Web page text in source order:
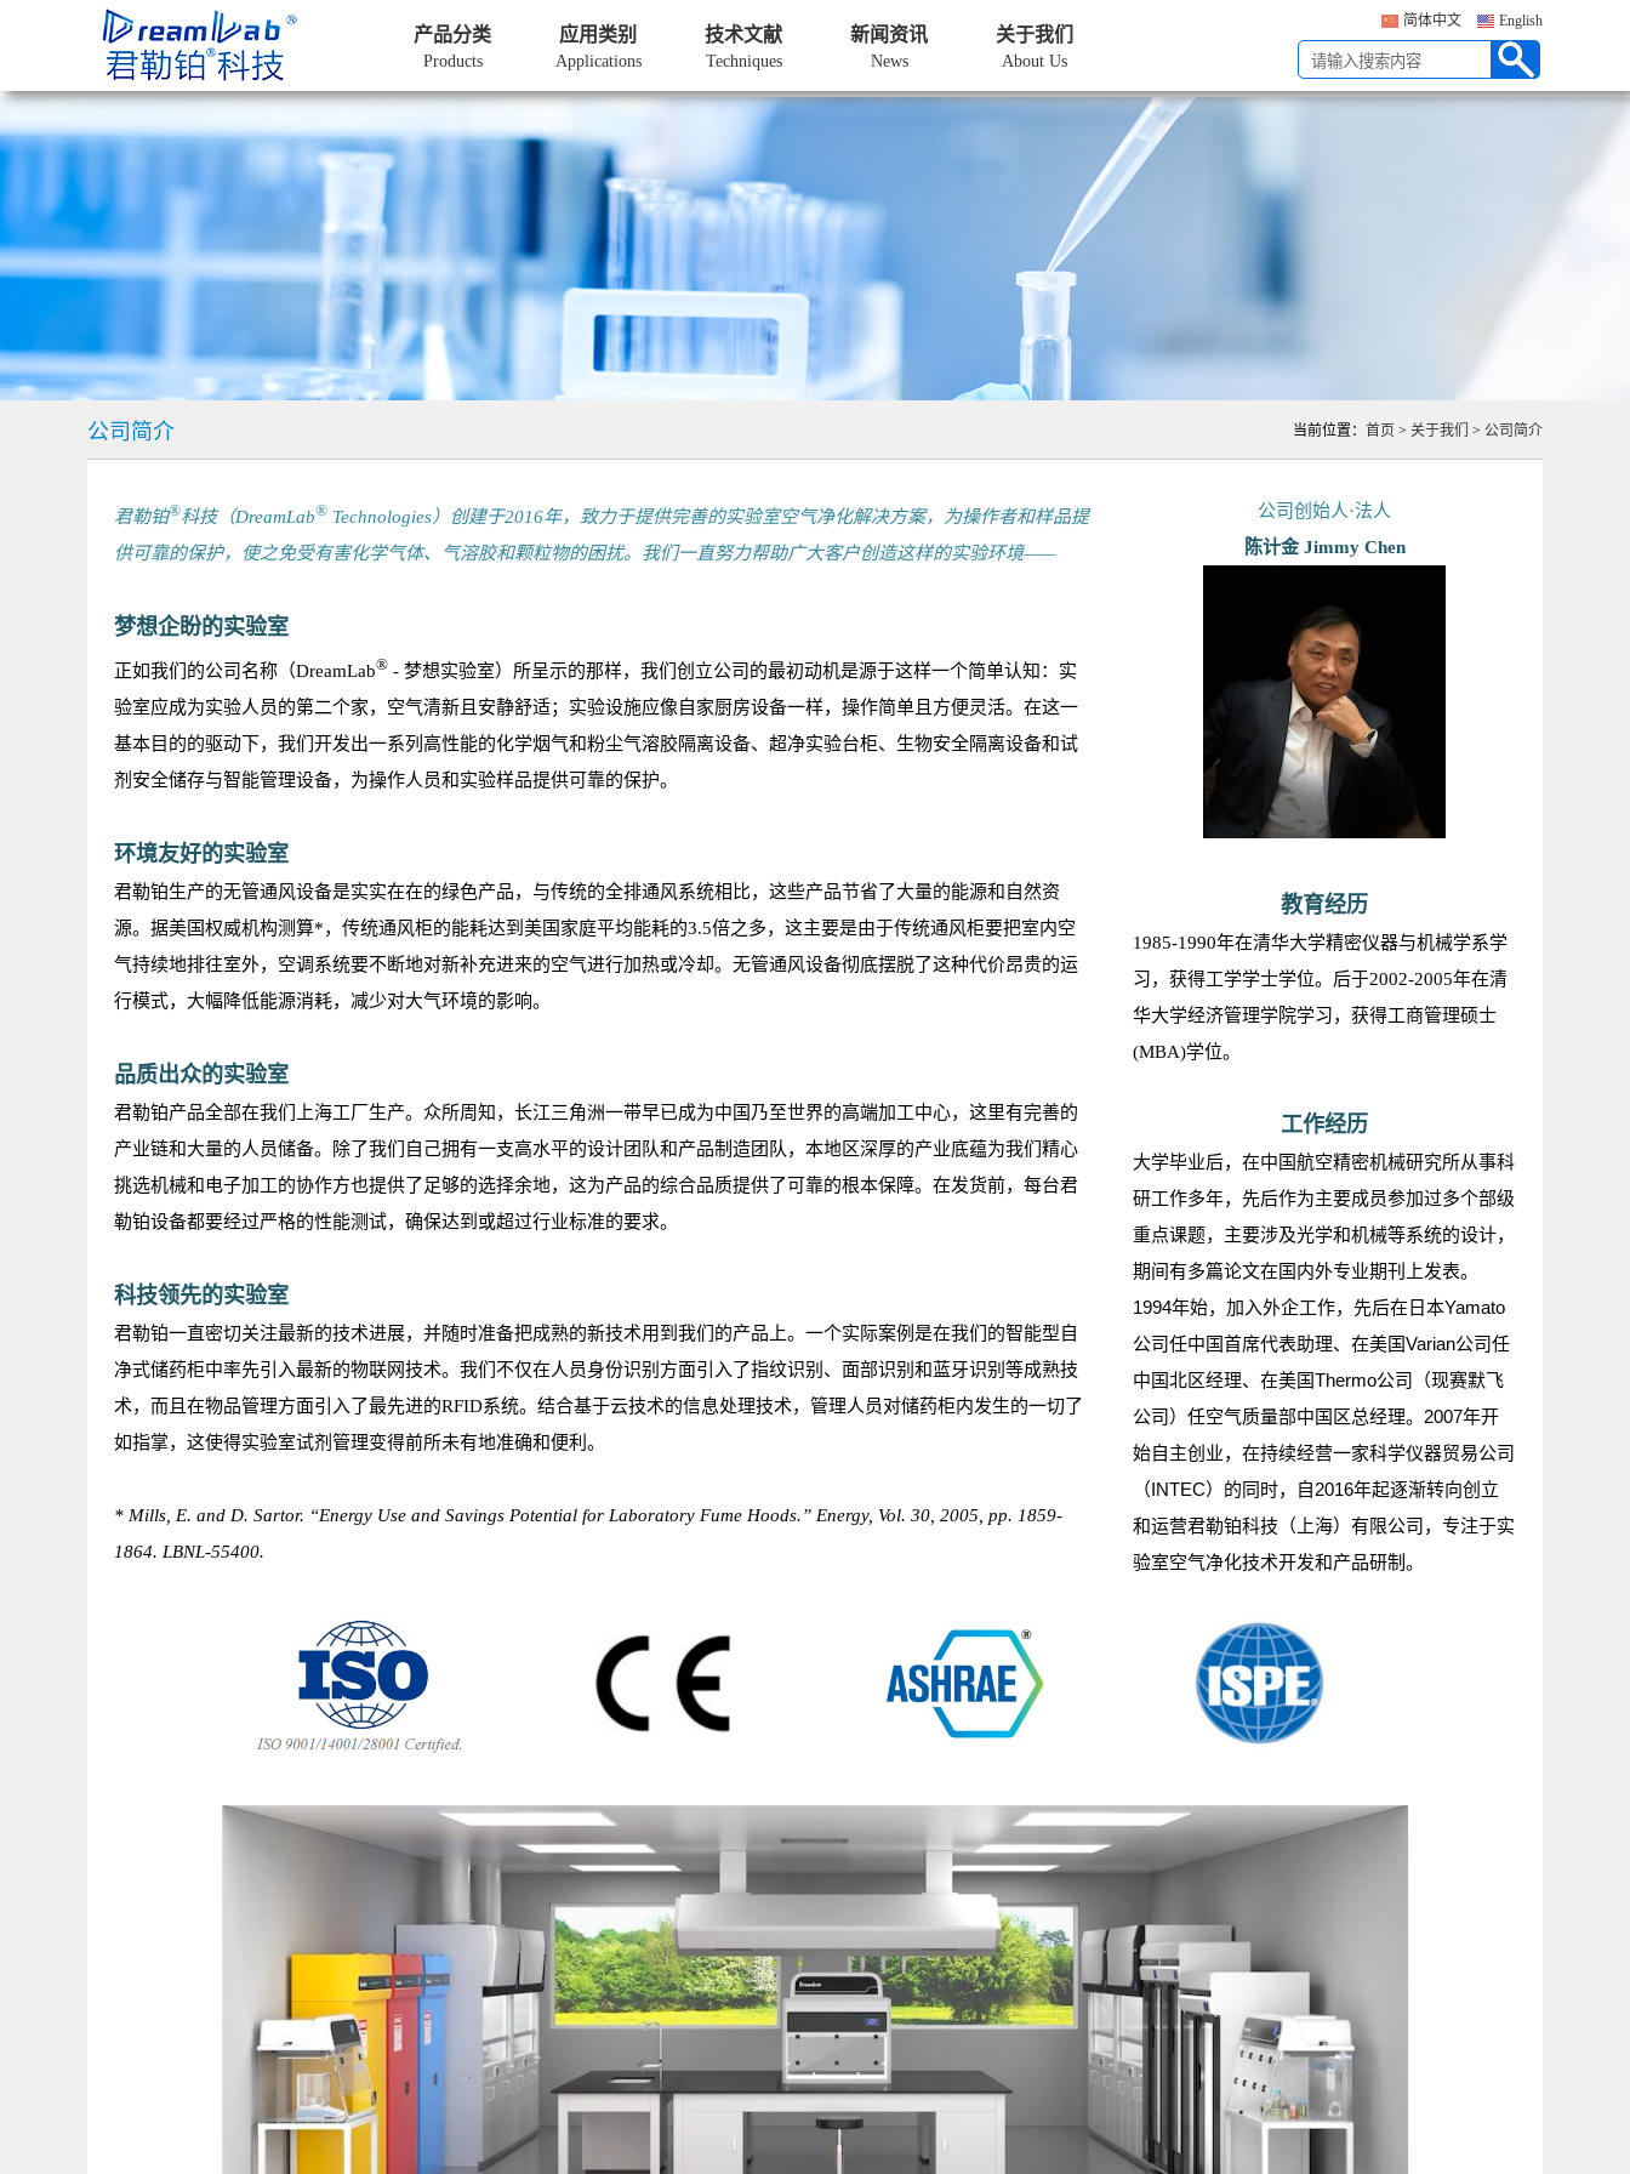
产品分类
Products
应用类别
Applications
技术文献
Techniques
新闻资讯
News
关于我们
About Us
简体中文 English
公司简介 当前位置： 首页 > 关于我们 > 公司简介
君勒铂®科技（DreamLab® Technologies）创建于2016年，致力于提供完善的实验室空气净化解决方案，为操作者和样品提
供可靠的保护，使之免受有害化学气体、气溶胶和颗粒物的困扰。我们一直努力帮助广大客户创造这样的实验环境——
梦想企盼的实验室
正如我们的公司名称（DreamLab® - 梦想实验室）所呈示的那样，我们创立公司的最初动机是源于这样一个简单认知：实
验室应成为实验人员的第二个家，空气清新且安静舒适；实验设施应像自家厨房设备一样，操作简单且方便灵活。在这一
基本目的的驱动下，我们开发出一系列高性能的化学烟气和粉尘气溶胶隔离设备、超净实验台柜、生物安全隔离设备和试
剂安全储存与智能管理设备，为操作人员和实验样品提供可靠的保护。
环境友好的实验室
君勒铂生产的无管通风设备是实实在在的绿色产品，与传统的全排通风系统相比，这些产品节省了大量的能源和自然资
源。据美国权威机构测算*，传统通风柜的能耗达到美国家庭平均能耗的3.5倍之多，这主要是由于传统通风柜要把室内空
气持续地排往室外，空调系统要不断地对新补充进来的空气进行加热或冷却。无管通风设备彻底摆脱了这种代价昂贵的运
行模式，大幅降低能源消耗，减少对大气环境的影响。
品质出众的实验室
君勒铂产品全部在我们上海工厂生产。众所周知，长江三角洲一带早已成为中国乃至世界的高端加工中心，这里有完善的
产业链和大量的人员储备。除了我们自己拥有一支高水平的设计团队和产品制造团队，本地区深厚的产业底蕴为我们精心
挑选机械和电子加工的协作方也提供了足够的选择余地，这为产品的综合品质提供了可靠的根本保障。在发货前，每台君
勒铂设备都要经过严格的性能测试，确保达到或超过行业标准的要求。
科技领先的实验室
君勒铂一直密切关注最新的技术进展，并随时准备把成熟的新技术用到我们的产品上。一个实际案例是在我们的智能型自
净式储药柜中率先引入最新的物联网技术。我们不仅在人员身份识别方面引入了指纹识别、面部识别和蓝牙识别等成熟技
术，而且在物品管理方面引入了最先进的RFID系统。结合基于云技术的信息处理技术，管理人员对储药柜内发生的一切了
如指掌，这使得实验室试剂管理变得前所未有地准确和便利。
* Mills, E. and D. Sartor. “Energy Use and Savings Potential for Laboratory Fume Hoods.” Energy, Vol. 30, 2005, pp. 1859-
1864. LBNL-55400.
公司创始人·法人
陈计金 Jimmy Chen
教育经历
1985-1990年在清华大学精密仪器与机械学系学
习，获得工学学士学位。后于2002-2005年在清
华大学经济管理学院学习，获得工商管理硕士
(MBA)学位。
工作经历
大学毕业后，在中国航空精密机械研究所从事科
研工作多年，先后作为主要成员参加过多个部级
重点课题，主要涉及光学和机械等系统的设计，
期间有多篇论文在国内外专业期刊上发表。
1994年始，加入外企工作，先后在日本Yamato
公司任中国首席代表助理、在美国Varian公司任
中国北区经理、在美国Thermo公司（现赛默飞
公司）任空气质量部中国区总经理。 2007年开
始自主创业，在持续经营一家科学仪器贸易公司
（INTEC）的同时，自2016年起逐渐转向创立
和运营君勒铂科技（上海）有限公司，专注于实
验室空气净化技术开发和产品研制。